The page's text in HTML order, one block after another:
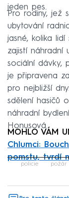
jeden pes.
Pro rodiny, jež
ubytování
jasné, kolika
zajistí náhradní
sociální dávky,
je připravena
pro nejbližší
sdělení hasičů
náhradní
Honusová.
MOHLO VÁM
Chlumci:
pomstu, tvrdí
policie požár